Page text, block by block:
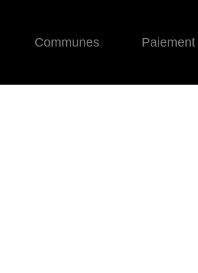
Communes Paiement